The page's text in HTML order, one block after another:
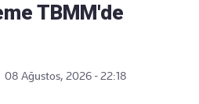
TBMM'de
08 Ağustos, 2026 - 22:18